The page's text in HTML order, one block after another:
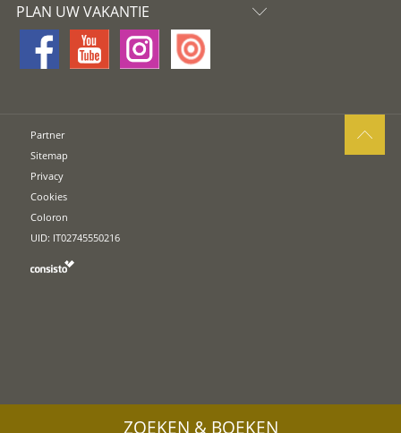
PLAN UW VAKANTIE
Partner
Sitemap
Privacy
Cookies
Coloron
UID: IT02745550216
ZOEKEN & BOEKEN